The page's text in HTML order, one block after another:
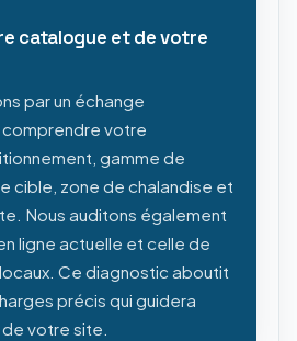
catalogue et de votre
par un échange
votre
gamme de
cible, zone de chalandise et
Nous auditons également
ligne actuelle et celle de
Ce diagnostic aboutit
précis qui guidera
votre site.